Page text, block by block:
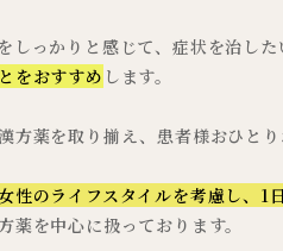
しっかりと感じて、症状を治し
をおすすめ します。
方薬を取り揃え、患者様おひと
性のライフスタイルを考慮し、
薬を中心に扱っております。